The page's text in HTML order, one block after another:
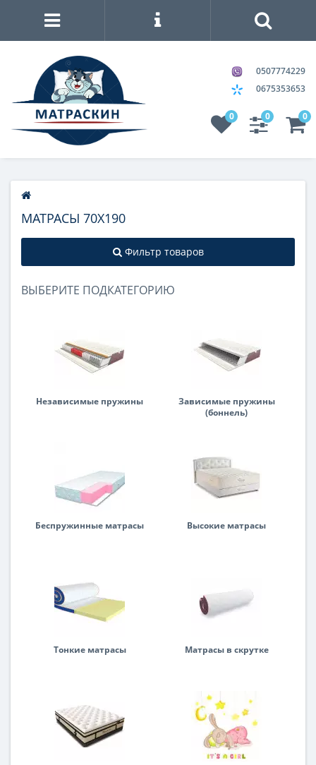
0507774229
0675353653
0 0 0
МАТРАСЫ 70Х190
Фильтр товаров
ВЫБЕРИТЕ ПОДКАТЕГОРИЮ
Независимые пружины
Зависимые пружины
(боннель)
Беспружинные матрасы Высокие матрасы
Тонкие матрасы Матрасы в скрутке